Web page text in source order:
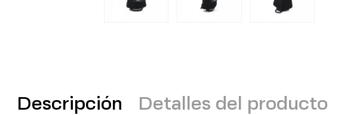
Descripción Detalles del producto